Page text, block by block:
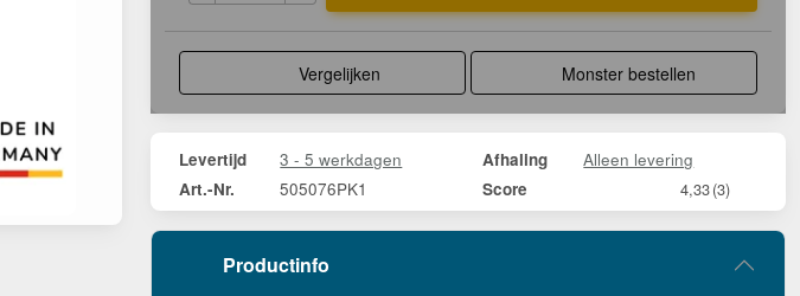
Vergelijken Monster bestellen
Levertijd 3 - 5 werkdagen Afhaling Alleen levering
Art.-Nr. 505076PK1 Score 4,33(3)
Productinfo